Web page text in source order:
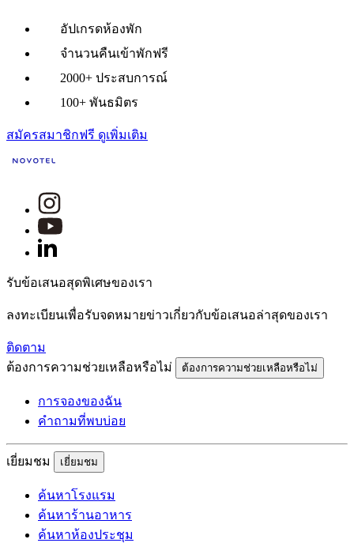
อัปเกรดห้องพัก
จำนวนคืนเข้าพักฟรี
2000+ ประสบการณ์
100+ พันธมิตร
สมัครสมาชิกฟรี ดูเพิ่มเติม
รับข้อเสนอสุดพิเศษของเรา
ลงทะเบียนเพื่อรับจดหมายข่าวเกี่ยวกับข้อเสนอล่าสุดของเรา
ติดตาม
ต้องการความช่วยเหลือหรือไม่
ต้องการความช่วยเหลือหรือไม่
การจองของฉัน
คำถามที่พบบ่อย
เยี่ยมชม เยี่ยมชม
ค้นหาโรงแรม
ค้นหาร้านอาหาร
ค้นหาห้องประชุม